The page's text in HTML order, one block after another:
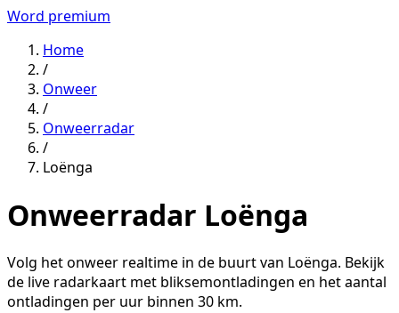
Word premium
Home
/
Onweer
/
Onweerradar
/
Loënga
Onweerradar Loënga
Volg het onweer realtime in de buurt van Loënga. Bekijk
de live radarkaart met bliksemontladingen en het aantal
ontladingen per uur binnen 30 km.